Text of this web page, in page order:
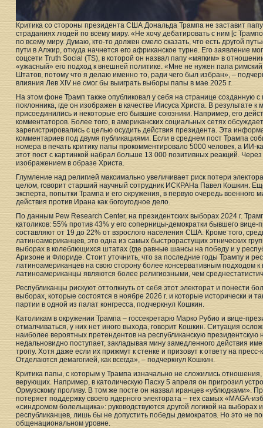
Критика со стороны президента США Дональда Трампа не заставит
страданиях людей по всему миру. «Не хочу дебатировать с ним [с
по всему миру. Думаю, кто-то должен смело сказать, что есть другой
пути в Алжир, откуда начнется его африканское турне. Его заявление
соцсети Truth Social (TS), в которой он назвал папу «мягким» в
«ужасный» его подход к внешней политике. «Мне не нужен папа
Штатов, потому что я делаю именно то, ради чего был избран», –
влияния Лев XIV не смог бы выиграть выборы папы в мае 2025 г.
На этом фоне Трамп также опубликовал у себя на странице созданную
поклонника, где он изображен в качестве Иисуса Христа. В результате
присоединились и некоторые его бывшие союзники. Например, его
комментаторов. Более того, в американских социальных сетях
зарегистрировались с целью осудить действия президента. Эта
комментариев под двумя публикациями. Если в среднем пост Трампа
номера в печать критику папы прокомментировало 5000 человек, а ИИ-
этот пост с картинкой набрал больше 13 000 позитивных реакций.
изображением в образе Христа.
Глумление над религией максимально увеличивает риск потери
целом, говорит старший научный сотрудник ИСКРАНа Павел Кошкин.
эксперта, попытки Трампа и его окружения, в первую очередь военного
действия против Ирана как богоугодное дело.
По данным Pew Research Center, на президентских выборах 2024 г.
католиков: 55% против 43% у его соперницы-демократки бывшего
составляют от 19 до 22% от взрослого населения США. Кроме того,
латиноамериканцев, это одна из самых быстрорастущих этнических
выборах в колеблющихся штатах (где равные шансы на победу и у
Аризоне и Флориде. Стоит уточнить, что за последние годы Трампу и
латиноамериканцев на свою сторону более консервативным подходом
латиноамериканцы являются более религиозными, чем
Республиканцы рискуют оттолкнуть от себя этот электорат и понести
выборах, которые состоятся в ноябре 2026 г. и которые исторически и
партии в одной из палат конгресса, подчеркнул Кошкин.
Католикам в окружении Трампа – госсекретарю Марко Рубио и вице-
отмалчиваться, у них нет иного выхода, говорит Кошкин. Ситуация
наиболее вероятных претендентов на республиканскую
недальновидно поступает, закладывая мину замедленного действия
тропу. Хотя даже если их прижмут к стенке и призовут к ответу на
Отделаются демагогией, как всегда», – подчеркнул Кошкин.
Критика папы, с которым у Трампа изначально не сложились
верующих. Например, в католическую Пасху 5 апреля он пригрозил
Ормузскому проливу. В том же посте он назвал иранцев «ублюдками».
потеряет поддержку своего ядерного электората – тех самых «MAGA-
«синдромом болельщика»: руководствуются другой логикой на выборах
республиканцев, лишь бы не допустить победы демократов. Но это не
общенациональном уровне.